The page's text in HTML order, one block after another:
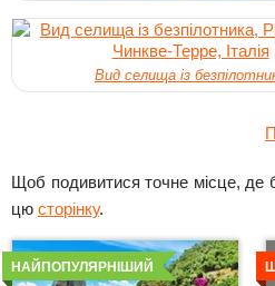
Вид селища із
Щоб подивитися точне місце, де
цю сторінку.
НАЙПОПУЛЯРНІШИЙ
Детальніше